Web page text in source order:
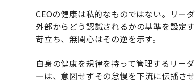
CEOの健康は私的なものではない。リー
外部からどう認識されるかの基準を設定
苛立ち、無関心はその逆を示す。
自身の健康を規律を持って管理するリー
ーは、意図せずその怠慢を下流に伝播さ